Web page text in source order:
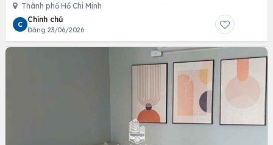
Thành phố Hồ Chí Minh
C
Chính chủ
Đăng 23/06/2026